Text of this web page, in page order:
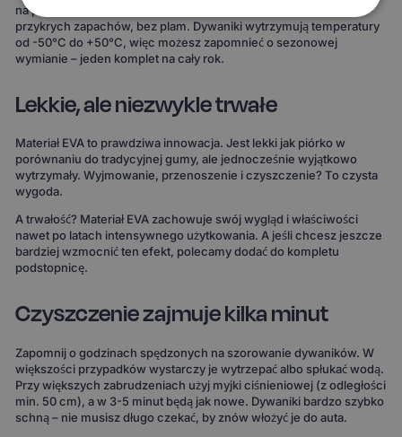
na powierzchni i łatwo się usuwa. Bez długiego suszenia, bez
przykrych zapachów, bez plam. Dywaniki wytrzymują temperatury
od -50°C do +50°C, więc możesz zapomnieć o sezonowej
wymianie – jeden komplet na cały rok.
Lekkie, ale niezwykle trwałe
Materiał EVA to prawdziwa innowacja. Jest lekki jak piórko w
porównaniu do tradycyjnej gumy, ale jednocześnie wyjątkowo
wytrzymały. Wyjmowanie, przenoszenie i czyszczenie? To czysta
wygoda.
A trwałość? Materiał EVA zachowuje swój wygląd i właściwości
nawet po latach intensywnego użytkowania. A jeśli chcesz jeszcze
bardziej wzmocnić ten efekt, polecamy dodać do kompletu
podstopnicę.
Czyszczenie zajmuje kilka minut
Zapomnij o godzinach spędzonych na szorowanie dywaników. W
większości przypadków wystarczy je wytrzepać albo spłukać wodą.
Przy większych zabrudzeniach użyj myjki ciśnieniowej (z odległości
min. 50 cm), a w 3-5 minut będą jak nowe. Dywaniki bardzo szybko
schną – nie musisz długo czekać, by znów włożyć je do auta.